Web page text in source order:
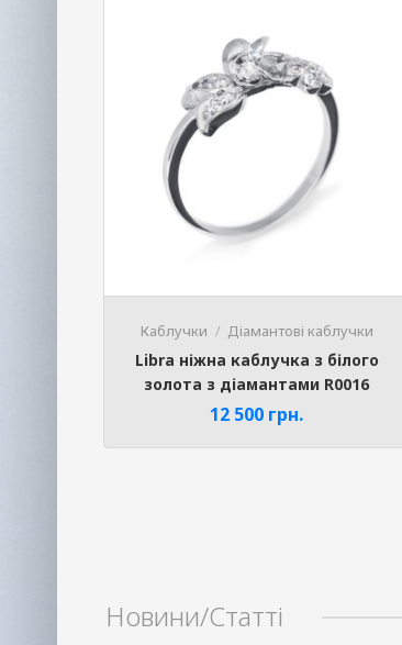
Каблучки Діамантові каблучки
Libra ніжна каблучка з білого
золота з діамантами R0016
12 500 грн.
Новини/Статті